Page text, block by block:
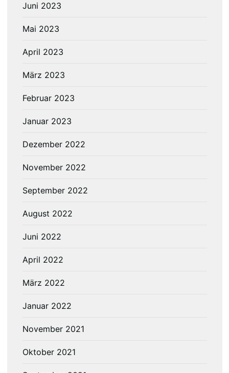
Juni 2023
Mai 2023
April 2023
März 2023
Februar 2023
Januar 2023
Dezember 2022
November 2022
September 2022
August 2022
Juni 2022
April 2022
März 2022
Januar 2022
November 2021
Oktober 2021